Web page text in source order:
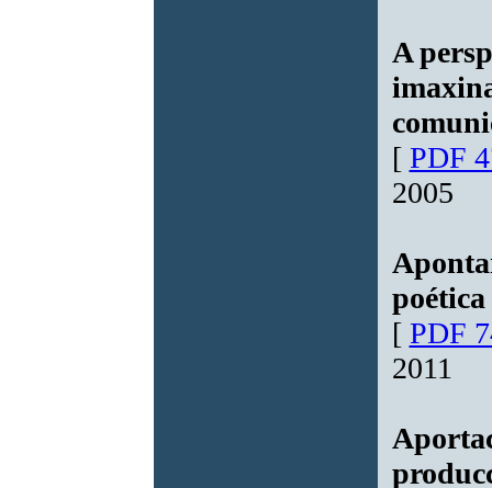
A
[ PDF
2005
poética
[ PDF
2011